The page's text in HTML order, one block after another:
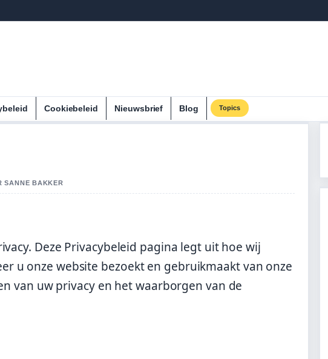
Cookiebeleid Nieuwsbrief Blog Topics
SANNE BAKKER
Deze Privacybeleid pagina legt uit hoe wij
u onze website bezoekt en gebruikmaakt van onze
van uw privacy en het waarborgen van de